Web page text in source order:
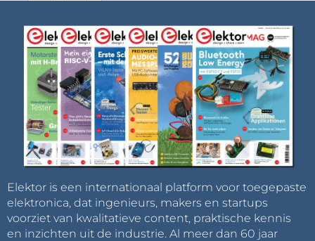
Elektor is een internationaal platform voor toegepaste
elektronica, dat ingenieurs, makers en startups
voorziet van kwalitatieve content, praktische kennis
en inzichten uit de industrie. Al meer dan 60 jaar